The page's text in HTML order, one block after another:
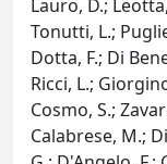
Lauro, D.;
Tonutti, L.;
Dotta, F.; Di
Ricci, L.;
Cosmo, S.;
Calabrese, M.;